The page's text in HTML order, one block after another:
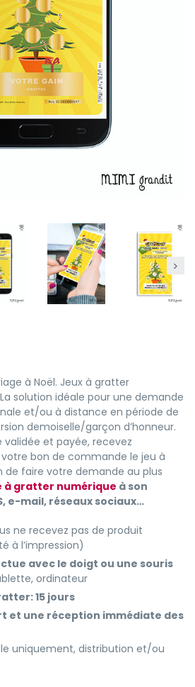
à Noël. Jeux à gratter
solution idéale pour une demande
et/ou à distance en période de
demoiselle/garçon d’honneur.
et payée, recevez
bon de commande le jeu à
faire votre demande au plus
à gratter numérique à son
e-mail, réseaux sociaux…
ne recevez pas de produit
à l’impression)
avec le doigt ou une souris
ordinateur
15 jours
et une réception immédiate des
uniquement, distribution et/ou